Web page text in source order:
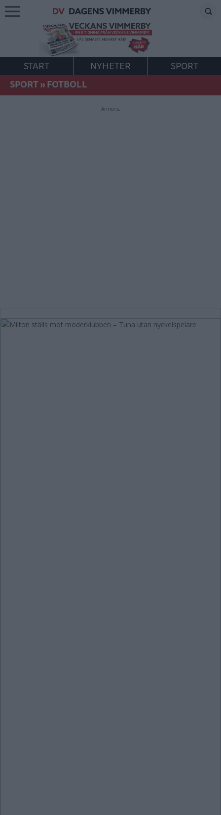
START NYHETER
SPORT
SPORT»FOTBOLL
Annons: